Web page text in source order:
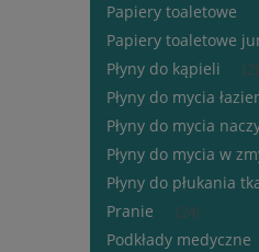
Papiery toaletowe
Papiery toaletowe
Płyny do kąpieli (2)
Płyny do mycia
Płyny do mycia
Płyny do mycia w
Płyny do płukania
Pranie (24)
Podkłady medyczne